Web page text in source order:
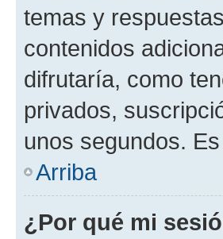
temas y
contenidos
difrutaría, como
privados,
unos segundos.
Arriba
¿Por qué mi